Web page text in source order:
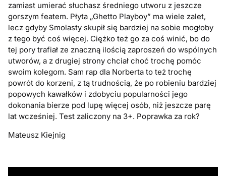
zamiast umierać słuchasz średniego utworu z jeszcze
gorszym featem. Płyta „Ghetto Playboy” ma wiele zalet,
lecz gdyby Smolasty skupił się bardziej na sobie mogłoby
z tego być coś więcej. Ciężko też go za coś winić, bo do
tej pory trafiał ze znaczną ilością zaproszeń do wspólnych
utworów, a z drugiej strony chciał choć trochę pomóc
swoim kolegom. Sam rap dla Norberta to też trochę
powrót do korzeni, z tą trudnością, że po robieniu bardziej
popowych kawałków i zdobyciu popularności jego
dokonania bierze pod lupę więcej osób, niż jeszcze parę
lat wcześniej. Test zaliczony na 3+. Poprawka za rok?
Mateusz Kiejnig